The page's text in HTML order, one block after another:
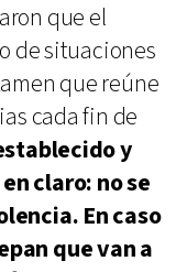
que el
de situaciones
que reúne
cada fin de
y
claro: no se
En caso
que van a